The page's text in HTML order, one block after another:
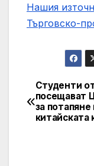
Нашия
Търговско-
Post
Студенти
посещават
за потапяне
китайската